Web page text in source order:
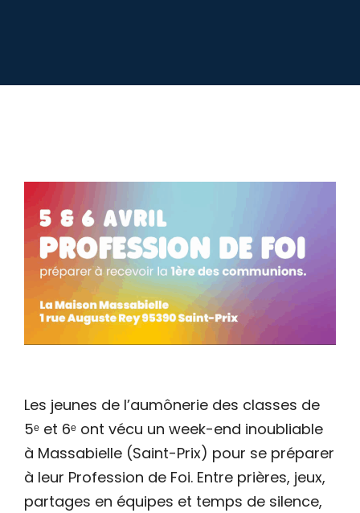
Les jeunes de l’aumônerie des classes de
5ᵉ et 6ᵉ ont vécu un week-end inoubliable
à Massabielle (Saint-Prix) pour se préparer
à leur Profession de Foi. Entre prières, jeux,
partages en équipes et temps de silence,